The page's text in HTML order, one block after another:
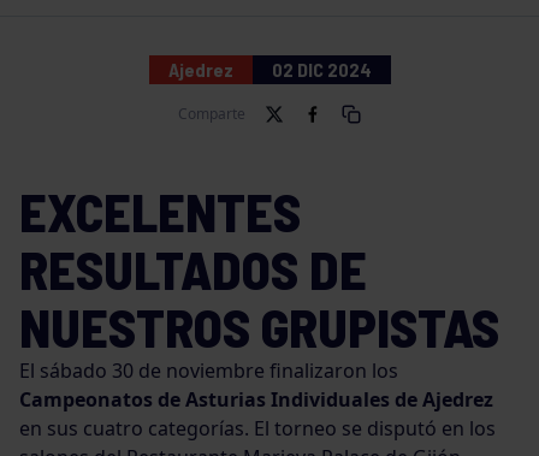
Ajedrez 02 DIC 2024
Comparte
EXCELENTES
RESULTADOS DE
NUESTROS GRUPISTAS
El sábado 30 de noviembre finalizaron los
Campeonatos de Asturias Individuales de Ajedrez
en sus cuatro categorías. El torneo se disputó en los